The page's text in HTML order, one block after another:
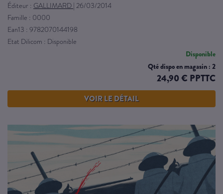
Éditeur : GALLIMARD | 26/03/2014
Famille : 0000
Ean13 : 9782070144198
Etat Dilicom : Disponible
Disponible
Qté dispo en magasin : 2
24,90 € PPTTC
VOIR LE DÉTAIL